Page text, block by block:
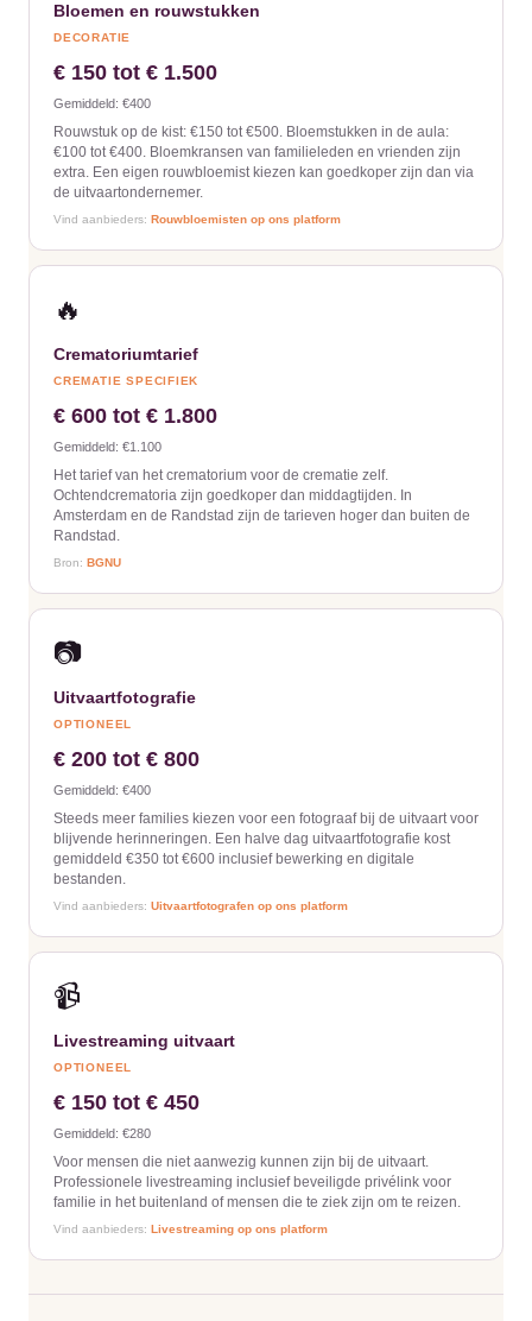
Bloemen en rouwstukken
DECORATIE
€ 150 tot € 1.500
Gemiddeld: €400
Rouwstuk op de kist: €150 tot €500. Bloemstukken in de aula:
€100 tot €400. Bloemkransen van familieleden en vrienden zijn
extra. Een eigen rouwbloemist kiezen kan goedkoper zijn dan via
de uitvaartondernemer.
Vind aanbieders: Rouwbloemisten op ons platform
🔥
Crematoriumtarief
CREMATIE SPECIFIEK
€ 600 tot € 1.800
Gemiddeld: €1.100
Het tarief van het crematorium voor de crematie zelf.
Ochtendcrematoria zijn goedkoper dan middagtijden. In
Amsterdam en de Randstad zijn de tarieven hoger dan buiten de
Randstad.
Bron: BGNU
📷
Uitvaartfotografie
OPTIONEEL
€ 200 tot € 800
Gemiddeld: €400
Steeds meer families kiezen voor een fotograaf bij de uitvaart voor
blijvende herinneringen. Een halve dag uitvaartfotografie kost
gemiddeld €350 tot €600 inclusief bewerking en digitale
bestanden.
Vind aanbieders: Uitvaartfotografen op ons platform
📹
Livestreaming uitvaart
OPTIONEEL
€ 150 tot € 450
Gemiddeld: €280
Voor mensen die niet aanwezig kunnen zijn bij de uitvaart.
Professionele livestreaming inclusief beveiligde privélink voor
familie in het buitenland of mensen die te ziek zijn om te reizen.
Vind aanbieders: Livestreaming op ons platform